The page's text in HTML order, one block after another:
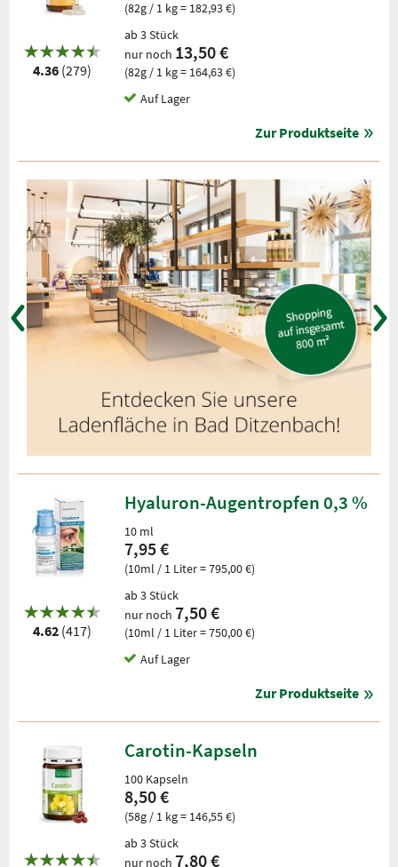
4.36 (279)
(82g / 1 kg = 182,93 €)
ab 3 Stück
nur noch 13,50 €
(82g / 1 kg = 164,63 €)
Auf Lager
Zur Produktseite
4.62 (417)
Hyaluron-Augentropfen 0,3 %
10 ml
7,95 €
(10ml / 1 Liter = 795,00 €)
ab 3 Stück
nur noch 7,50 €
(10ml / 1 Liter = 750,00 €)
Auf Lager
Zur Produktseite
Carotin-Kapseln
100 Kapseln
8,50 €
(58g / 1 kg = 146,55 €)
ab 3 Stück
nur noch 7,80 €